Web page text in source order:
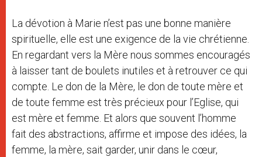
La dévotion à Marie n’est pas une bonne manière
spirituelle, elle est une exigence de la vie chrétienne.
En regardant vers la Mère nous sommes encouragés
à laisser tant de boulets inutiles et à retrouver ce qui
compte. Le don de la Mère, le don de toute mère et
de toute femme est très précieux pour l’Eglise, qui
est mère et femme. Et alors que souvent l’homme
fait des abstractions, affirme et impose des idées, la
femme, la mère, sait garder, unir dans le cœur,